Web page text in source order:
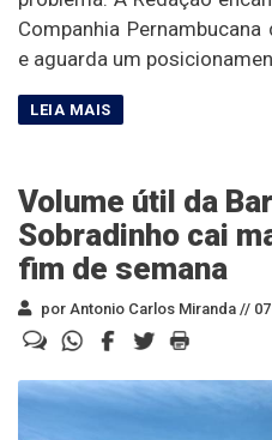
Companhia
e aguarda um
Volume útil da
Sobradinho cai
fim de semana
por Antonio Carlos Miranda //